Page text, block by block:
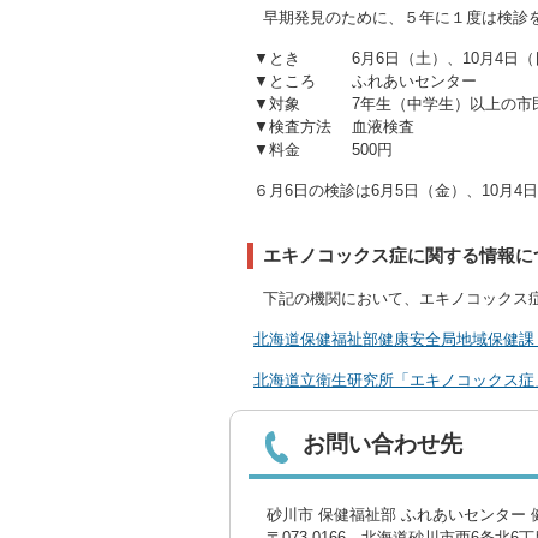
早期発見のために、５年に１度は検診
▼とき 6月6日（土）、10月4日（
▼ところ ふれあいセンター
▼対象 7年生（中学生）以上の市
▼検査方法 血液検査
▼料金 500円
６月6日の検診は6月5日（金）、10月4
エキノコックス症に関する情報に
下記の機関において、エキノコックス
北海道保健福祉部健康安全局地域保健
北海道立衛生研究所「エキノコックス症
お問い合わせ先
砂川市 保健福祉部 ふれあいセンター